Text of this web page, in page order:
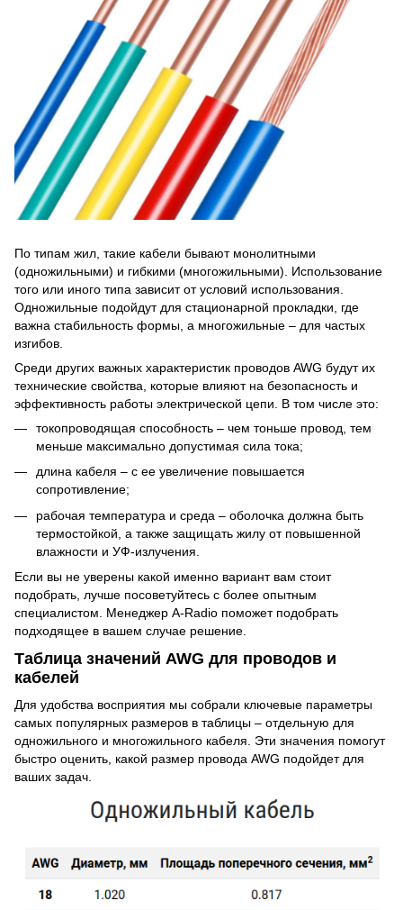
По типам жил, такие кабели бывают монолитными
(одножильными) и гибкими (многожильными). Использование
того или иного типа зависит от условий использования.
Одножильные подойдут для стационарной прокладки, где
важна стабильность формы, а многожильные – для частых
изгибов.
Среди других важных характеристик проводов AWG будут их
технические свойства, которые влияют на безопасность и
эффективность работы электрической цепи. В том числе это:
токопроводящая способность – чем тоньше провод, тем
меньше максимально допустимая сила тока;
длина кабеля – с ее увеличение повышается
сопротивление;
рабочая температура и среда – оболочка должна быть
термостойкой, а также защищать жилу от повышенной
влажности и УФ-излучения.
Если вы не уверены какой именно вариант вам стоит
подобрать, лучше посоветуйтесь с более опытным
специалистом. Менеджер A-Radio поможет подобрать
подходящее в вашем случае решение.
Таблица значений AWG для проводов и
кабелей
Для удобства восприятия мы собрали ключевые параметры
самых популярных размеров в таблицы – отдельную для
одножильного и многожильного кабеля. Эти значения помогут
быстро оценить, какой размер провода AWG подойдет для
ваших задач.